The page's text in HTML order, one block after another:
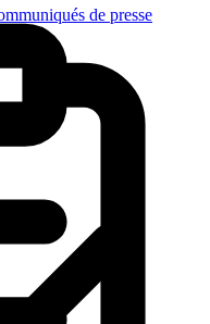
de presse